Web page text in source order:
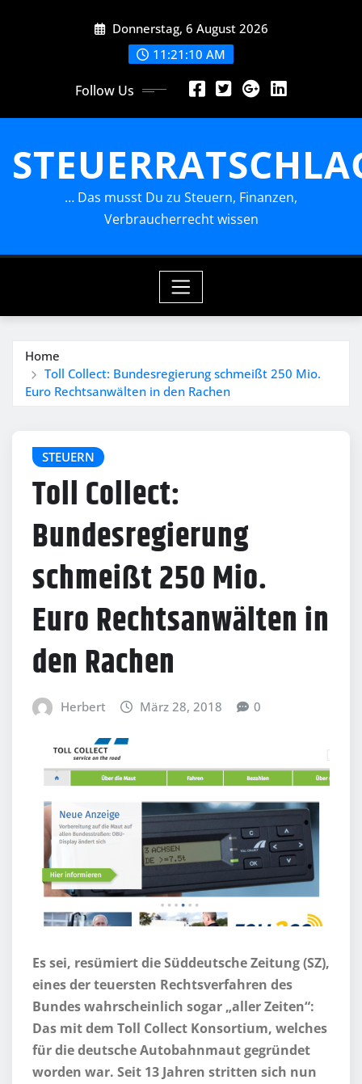
Donnerstag, 6 August 2026
11:21:12 AM
Follow Us
… Das musst Du zu Steuern, Finanzen,
Verbraucherrecht wissen
Home
Toll Collect: Bundesregierung schmeißt 250 Mio.
Euro Rechtsanwälten in den Rachen
STEUERN
Toll Collect:
Bundesregierung
schmeißt 250 Mio.
Euro Rechtsanwälten in
den Rachen
Herbert März 28, 2018 0
Es sei, resümiert die Süddeutsche Zeitung (SZ),
eines der teuersten Rechtsverfahren des
Bundes wahrscheinlich sogar „aller Zeiten“:
Das mit dem Toll Collect Konsortium, welches
für die deutsche Autobahnmaut gegründet
worden war. Seit 13 Jahren stritten sich nun